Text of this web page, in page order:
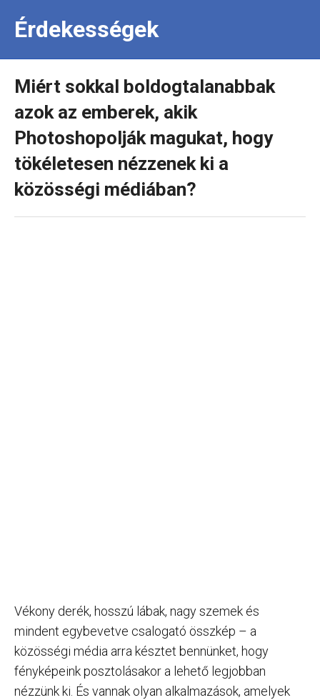
Érdekességek
Miért sokkal boldogtalanabbak
azok az emberek, akik
Photoshopolják magukat, hogy
tökéletesen nézzenek ki a
közösségi médiában?
Vékony derék, hosszú lábak, nagy szemek és
mindent egybevetve csalogató összkép – a
közösségi média arra késztet bennünket, hogy
fényképeink posztolásakor a lehető legjobban
nézzünk ki. És vannak olyan alkalmazások, amelyek